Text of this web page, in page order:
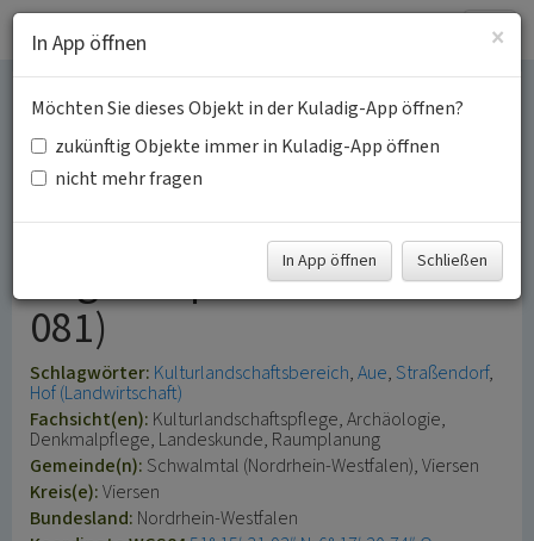
Niederung der Boisheimer
und Dülkener Nette
(Kulturlandschaftsbereich
Regionalplan Düsseldorf
081)
Schlagwörter: Kulturlandschaftsbereich Aue Straßendorf
Hof (Landwirtschaft)
Fachsicht(en): Kulturlandschaftspflege, Archäologie,
Denkmalpflege, Landeskunde, Raumplanung
Gemeinde(n): Schwalmtal (Nordrhein-Westfalen), Viersen
Kreis(e):Viersen
Bundesland: Nordrhein-Westfalen
×
In App öffnen
Möchten Sie dieses Objekt in der Kuladig-App öffnen?
zukünftig Objekte immer in Kuladig-App öffnen
nicht mehr fragen
In App öffnen Schließen